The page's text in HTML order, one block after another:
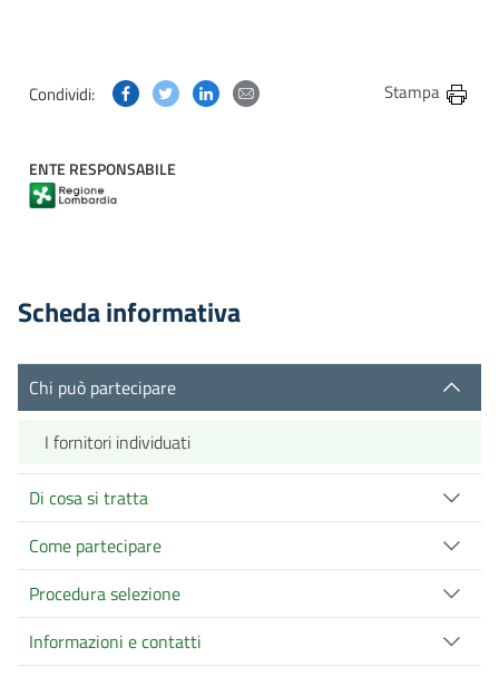
Condividi: Condividi questa pagina su Facebook
Condividi questa pagina su Twitter
Condividi questa pagina su Linkedin
Condividi questa pagina via
Stampa
ENTE RESPONSABILE
Scheda informativa
Chi può partecipare
I fornitori individuati
Di cosa si tratta
Come partecipare
Procedura selezione
Informazioni e contatti